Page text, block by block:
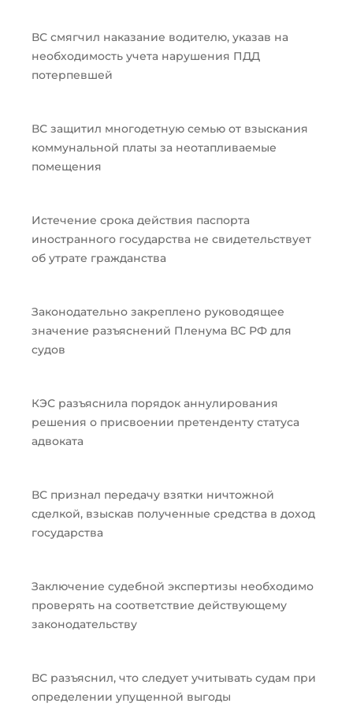
ВС смягчил наказание водителю, указав на
необходимость учета нарушения ПДД
потерпевшей
ВС защитил многодетную семью от взыскания
коммунальной платы за неотапливаемые
помещения
Истечение срока действия паспорта
иностранного государства не свидетельствует
об утрате гражданства
Законодательно закреплено руководящее
значение разъяснений Пленума ВС РФ для
судов
КЭС разъяснила порядок аннулирования
решения о присвоении претенденту статуса
адвоката
ВС признал передачу взятки ничтожной
сделкой, взыскав полученные средства в доход
государства
Заключение судебной экспертизы необходимо
проверять на соответствие действующему
законодательству
ВС разъяснил, что следует учитывать судам при
определении упущенной выгоды